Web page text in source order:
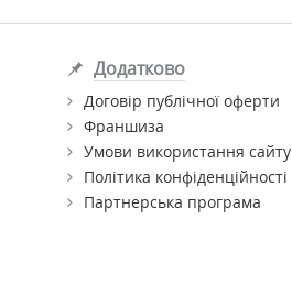
Додатково
Договір публічної оферти
Франшиза
Умови використання сайту
Політика конфіденційності
Партнерська програма